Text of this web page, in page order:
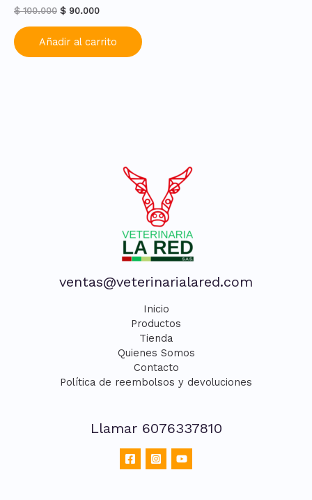
$100.000 Original
$ 100.000.
$ 90.000Current
$ 90.000.
Añadir al carrito
ventas@veterinarialared.com
Inicio
Productos
Tienda
Quienes Somos
Contacto
Política de reembolsos y devoluciones
Llamar 6076337810